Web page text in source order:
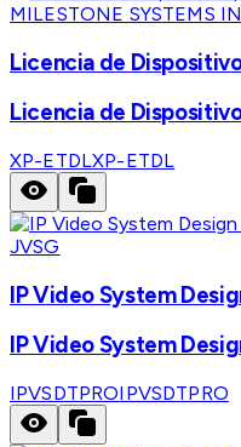
MILESTONE SYSTEMS
Licencia de
Licencia de
XP-ETDLXP-ETDL
JVSG
IP Video System
IP Video System
IPVSDTPROIPVSDTPRO